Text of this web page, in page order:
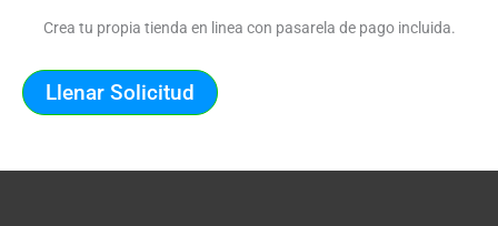
Crea tu propia tienda en linea con pasarela de pago incluida.
Llenar Solicitud